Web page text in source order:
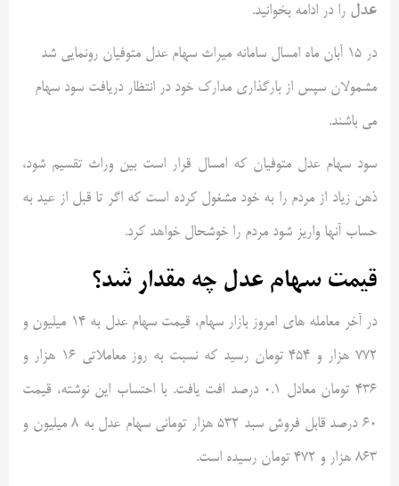
عدل را در ادامه بخوانید.
در ۱۵ آبان ماه امسال سامانه میراث سهام عدل متوفیان رونمایی شد
مشمولان سپس از بارگذاری مدارک خود در انتظار دریافت سود سهام
می باشند.
سود سهام عدل متوفیان که امسال قرار است بین وراث تقسیم شود،
ذهن زیاد از مردم را به خود مشغول کرده است که اگر تا قبل از عید به
حساب آنها واریز شود مردم را خوشحال خواهد کرد.
قیمت سهام عدل چه مقدار شد؟
در آخر معامله های امروز بازار سهام، قیمت سهام عدل به ۱۴ میلیون و
۷۷۲ هزار و ۴۵۴ تومان رسید که نسبت به روز معاملاتی ۱۶ هزار و
۴۳۶ تومان معادل ۰.۱ درصد افت یافت. با احتساب این نوشته، قیمت
۶۰ درصد قابل فروش سبد ۵۳۲ هزار تومانی سهام عدل به ۸ میلیون و
۸۶۳ هزار و ۴۷۲ تومان رسیده است.